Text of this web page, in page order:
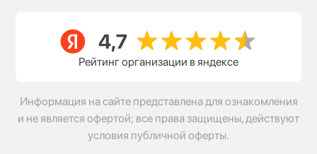
Рейтинг организации в яндексе
Информация на сайте представлена для ознакомления
и не является офертой; все права защищены, действуют
условия публичной оферты.